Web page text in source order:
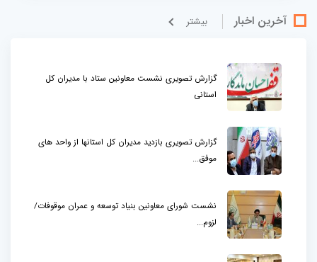
آخرین اخبار بيشتر
گزارش تصویری نشست معاونین ستاد با مدیران کل
استانی
گزارش تصویری بازدید مدیران کل استانها از واحد های
موفق...
نشست شورای معاونین بنیاد توسعه و عمران موقوفات/
لزوم...